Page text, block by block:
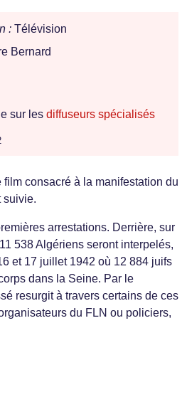
: Télévision
Bernard
sur les diffuseurs spécialisés
consacré à la manifestation du
suivie.
arrestations. Derrière, sur
538 Algériens seront interpelés,
et 17 juillet 1942 où 12 884 juifs
dans la Seine. Par le
resurgit à travers certains de ces
du FLN ou policiers,